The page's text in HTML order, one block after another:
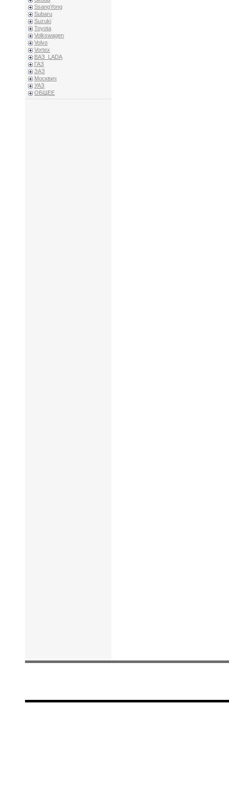
SsangYong
Subaru
Suzuki
Toyota
Volkswagen
Volvo
Vortex
ВАЗ_LADA
ГАЗ
ЗАЗ
Москвич
УАЗ
ОБЩЕЕ